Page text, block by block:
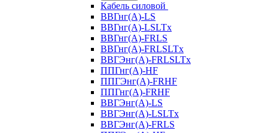
Кабель силовой
ВВГнг(А)-LS
ВВГнг(А)-LSLTx
ВВГнг(А)-FRLS
ВВГнг(А)-FRLSLTx
ВВГЭнг(А)-FRLSLTx
ППГнг(А)-HF
ППГЭнг(А)-FRHF
ППГнг(А)-FRHF
ВВГЭнг(А)-LS
ВВГЭнг(А)-LSLTx
ВВГЭнг(А)-FRLS